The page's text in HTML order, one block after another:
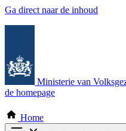
Ga direct naar de inhoud
Ministerie van
de homepage
Home